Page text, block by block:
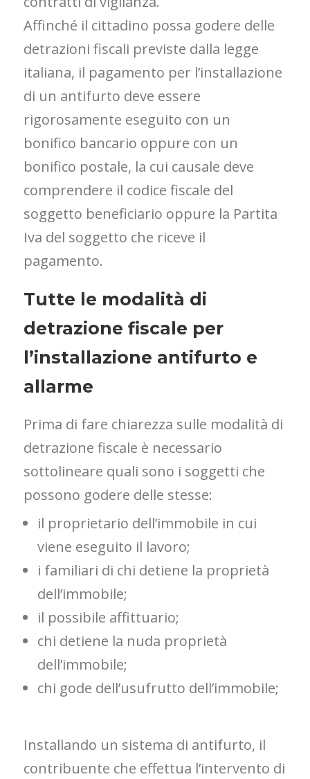
Affinché il cittadino possa godere delle
detrazioni fiscali previste dalla legge
italiana, il pagamento per l’installazione
di un antifurto deve essere
rigorosamente eseguito con un
bonifico bancario oppure con un
bonifico postale, la cui causale deve
comprendere il codice fiscale del
soggetto beneficiario oppure la Partita
Iva del soggetto che riceve il
pagamento.
Tutte le modalità di
detrazione fiscale per
l’installazione antifurto e
allarme
Prima di fare chiarezza sulle modalità di
detrazione fiscale è necessario
sottolineare quali sono i soggetti che
possono godere delle stesse:
il proprietario dell’immobile in cui
viene eseguito il lavoro;
i familiari di chi detiene la proprietà
dell’immobile;
il possibile affittuario;
chi detiene la nuda proprietà
dell’immobile;
chi gode dell’usufrutto dell’immobile;
Installando un sistema di antifurto, il
contribuente che effettua l’intervento di